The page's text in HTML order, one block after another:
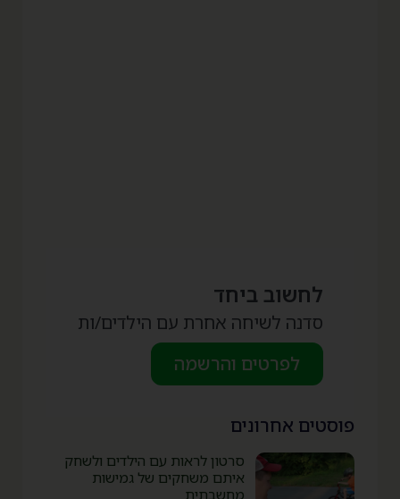
לחשוב ביחד
סדנה לשיחה אחרת עם הילדים/ות
לפרטים והרשמה
פוסטים אחרונים
סרטון לראות עם הילדים ולשחק
איתם משחקים של גמישות
מחשבתית